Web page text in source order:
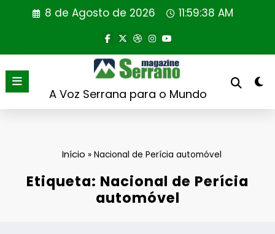
8 de Agosto de 2026 11:59:39 AM
A Voz Serrana para o Mundo
Início » Nacional de Perícia automóvel
Etiqueta: Nacional de Perícia
automóvel